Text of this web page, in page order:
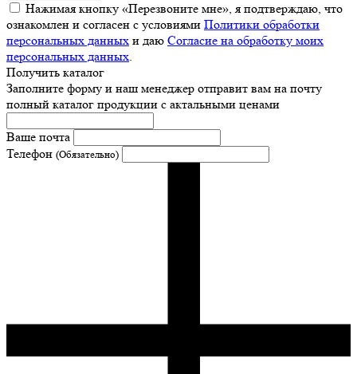
Нажимая кнопку «Перезвоните мне», я подтверждаю, что
ознакомлен и согласен с условиями Политики обработки
персональных данных и даю Согласие на обработку моих
персональных данных.
Получить каталог
Заполните форму и наш менеджер отправит вам на почту
полный каталог продукции с актальными ценами
Ваше почта
Телефон (Обязательно)